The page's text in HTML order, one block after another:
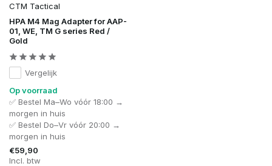
CTM Tactical
HPA M4 Mag Adapter for AAP-
01, WE, TM G series Red /
Gold
Vergelijk
Op voorraad
✅ Bestel Ma–Wo vóór 18:00 →
morgen in huis
✅ Bestel Do–Vr vóór 20:00 →
morgen in huis
€59,90
Incl. btw